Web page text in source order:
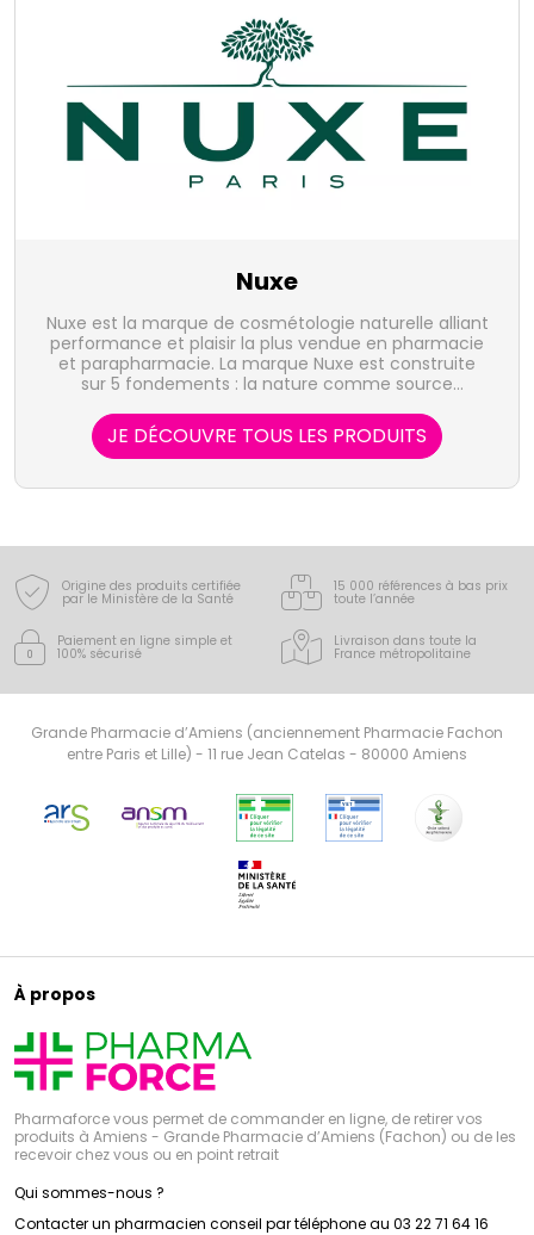
Nuxe
Nuxe est la marque de cosmétologie naturelle alliant
performance et plaisir la plus vendue en pharmacie
et parapharmacie. La marque Nuxe est construite
sur 5 fondements : la nature comme source
comme exigence, l'accessibilité comme
préoccupation et la sensorialité comme essence.
JE DÉCOUVRE TOUS LES PRODUITS
Origine des produits certifiée
par le Ministère de la Santé
15 000 références à bas prix
toute l’année
Paiement en ligne simple et
100% sécurisé
Livraison dans toute la
France métropolitaine
Grande Pharmacie d’Amiens (anciennement Pharmacie Fachon
entre Paris et Lille) - 11 rue Jean Catelas - 80000 Amiens
À propos
Pharmaforce vous permet de commander en ligne, de retirer vos
produits à Amiens - Grande Pharmacie d’Amiens (Fachon) ou de les
recevoir chez vous ou en point retrait
Qui sommes-nous ?
Contacter un pharmacien conseil par téléphone au 03 22 71 64 16